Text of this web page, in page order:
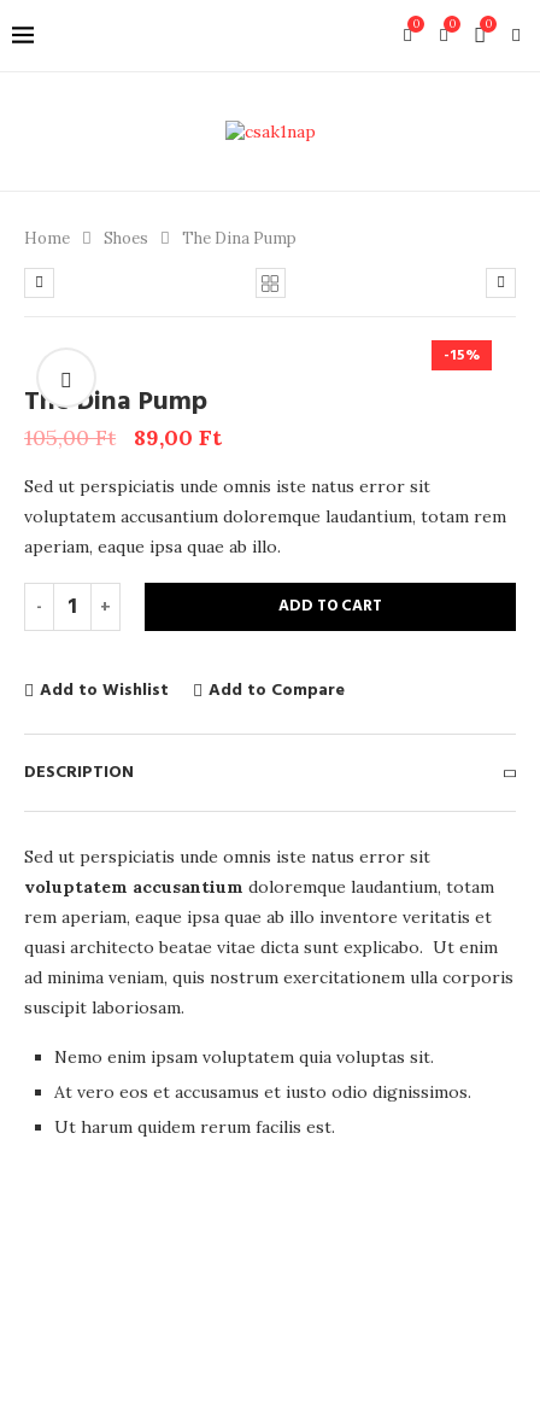
0
0
0
Home Shoes The Dina Pump
-15%
The Dina Pump
105,00Ft 89,00 Ft
Sed ut perspiciatis unde omnis iste natus error sit
voluptatem accusantium doloremque laudantium, totam rem
aperiam, eaque ipsa quae ab illo.
ADD TO CART
Add to Wishlist Add to Compare
DESCRIPTION
Sed ut perspiciatis unde omnis iste natus error sit
voluptatem accusantium doloremque laudantium, totam
rem aperiam, eaque ipsa quae ab illo inventore veritatis et
quasi architecto beatae vitae dicta sunt explicabo. Ut enim
ad minima veniam, quis nostrum exercitationem ulla corporis
suscipit laboriosam.
Nemo enim ipsam voluptatem quia voluptas sit.
At vero eos et accusamus et iusto odio dignissimos.
Ut harum quidem rerum facilis est.